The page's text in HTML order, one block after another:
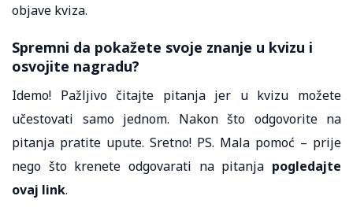
objave kviza.
Spremni da pokažete svoje znanje u kvizu i
osvojite nagradu?
Idemo! Pažljivo čitajte pitanja jer u kvizu možete
učestovati samo jednom. Nakon što odgovorite na
pitanja pratite upute. Sretno! PS. Mala pomoć – prije
nego što krenete odgovarati na pitanja pogledajte
ovaj link.